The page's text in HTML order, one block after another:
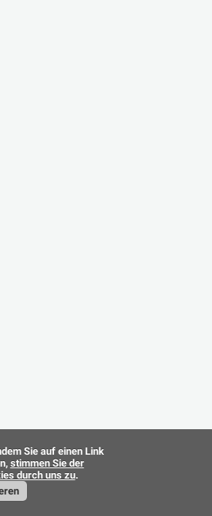
Sie auf einen Link
stimmen Sie der
durch uns zu.